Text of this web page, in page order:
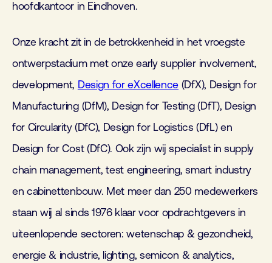
hoofdkantoor in Eindhoven.
Onze kracht zit in de betrokkenheid in het vroegste
ontwerpstadium met onze early supplier involvement,
development, Design for eXcellence (DfX), Design for
Manufacturing (DfM), Design for Testing (DfT), Design
for Circularity (DfC), Design for Logistics (DfL) en
Design for Cost (DfC). Ook zijn wij specialist in supply
chain management, test engineering, smart industry
en cabinettenbouw. Met meer dan 250 medewerkers
staan wij al sinds 1976 klaar voor opdrachtgevers in
uiteenlopende sectoren: wetenschap & gezondheid,
energie & industrie, lighting, semicon & analytics,